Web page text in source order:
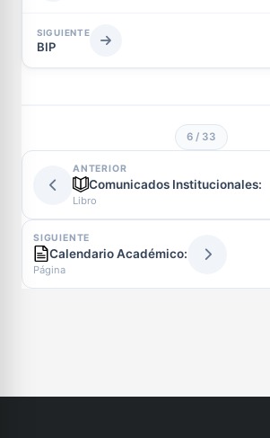
SIGUIENTE
BIP
ANTERIOR
Comunicados Institucionales:
Libro
6 / 33
SIGUIENTE
Calendario Académico:
Página